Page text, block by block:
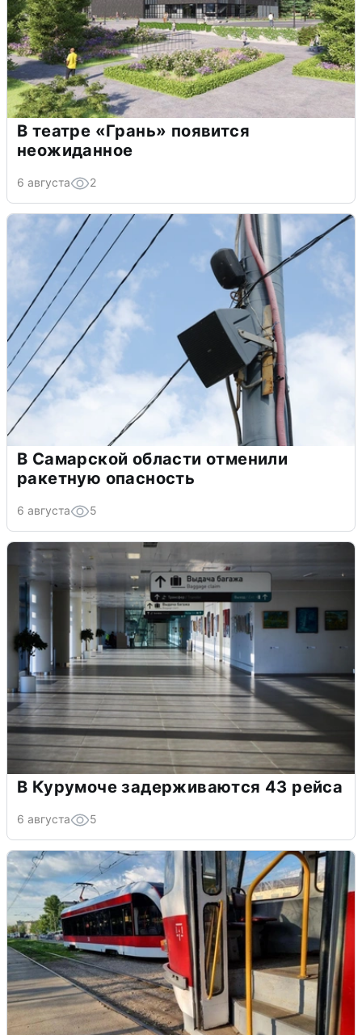
В театре «Грань» появится
неожиданное
6 августа 2
В Самарской области отменили
ракетную опасность
6 августа 5
В Курумоче задерживаются 43 рейса
6 августа 5